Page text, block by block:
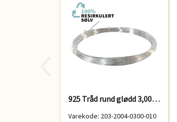
925 Tråd rund glødd 3,00 mm 100 g
Varekode: 203-2004-0300-010